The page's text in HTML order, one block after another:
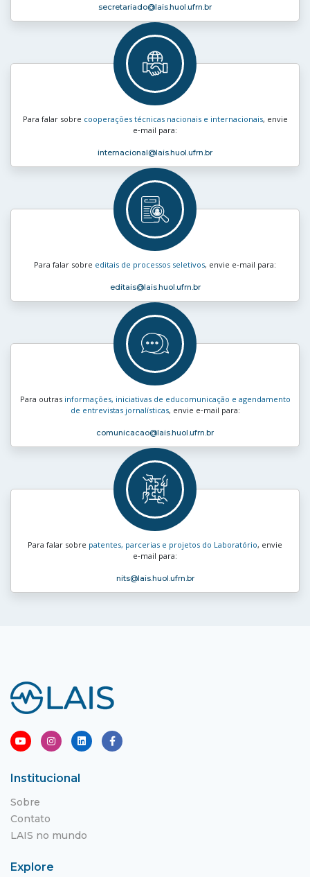
secretariado@lais.huol.ufrn.br
Para falar sobre cooperações técnicas nacionais e internacionais, envie
e‑mail para:
internacional@lais.huol.ufrn.br
Para falar sobre editais de processos seletivos, envie e‑mail para:
editais@lais.huol.ufrn.br
Para outras informações, iniciativas de educomunicação e agendamento
de entrevistas jornalísticas, envie e‑mail para:
comunicacao@lais.huol.ufrn.br
Para falar sobre patentes, parcerias e projetos do Laboratório, envie
e‑mail para:
nits@lais.huol.ufrn.br
Institucional
Sobre
Contato
LAIS no mundo
Explore